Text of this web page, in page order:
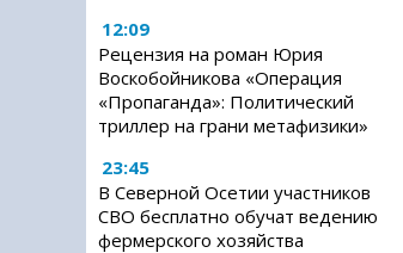
12:09
Рецензия на роман Юрия
Воскобойникова «Операция
«Пропаганда»: Политический
триллер на грани метафизики»
23:45
В Северной Осетии участников
СВО бесплатно обучат ведению
фермерского хозяйства